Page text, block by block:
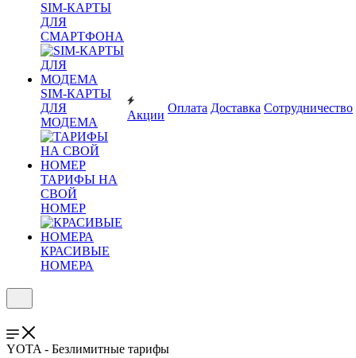
SIM-КАРТЫ
ДЛЯ
СМАРТФОНА
SIM-КАРТЫ
ДЛЯ
МОДЕМА
ТАРИФЫ НА
СВОЙ
НОМЕР
КРАСИВЫЕ
НОМЕРА
Акции
Оплата Доставка Сотрудничество
YOTA - Безлимитные тарифы